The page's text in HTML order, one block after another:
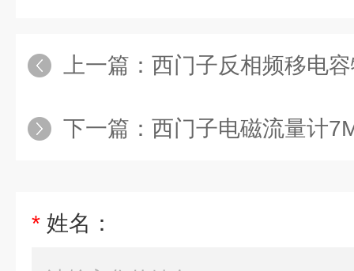
上一篇： 西门子反相频移电容物
下一篇： 西门子电磁流量计
* 姓名：